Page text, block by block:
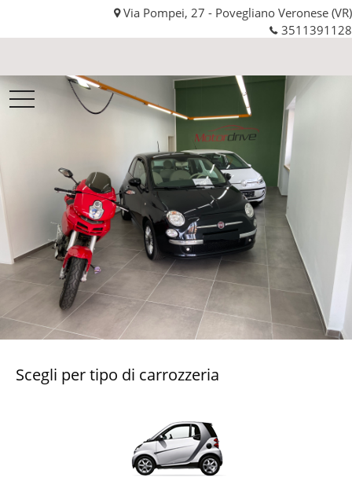
Via Pompei, 27 - Povegliano Veronese (VR)
3511391128
Motordrive
Scegli per tipo di carrozzeria